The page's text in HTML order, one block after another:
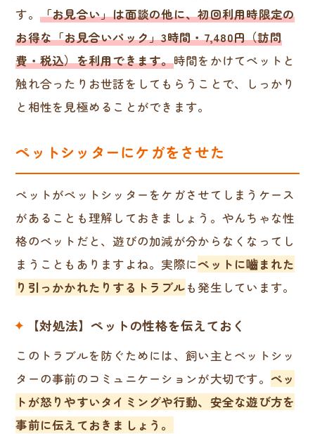
す。 「お見合い」は面談の他に、初回利用時限定の
お得な「お見合いパック」3時間・7,480円（訪問
費・税込）を利用できます。時間をかけてペットと
触れ合ったりお世話をしてもらうことで、しっかり
と相性を見極めることができます。
ペットシッターにケガをさせた
ペットがペットシッターをケガさせてしまうケース
があることも理解しておきましょう。やんちゃな性
格のペットだと、遊びの加減が分からなくなってし
まうこともありますよね。実際にペットに嚙まれた
り引っかかれたりするトラブルも発生しています。
【対処法】ペットの性格を伝えておく
このトラブルを防ぐためには、飼い主とペットシッ
ターの事前のコミュニケーションが大切です。 ペッ
トが怒りやすいタイミングや行動、安全な遊び方を
事前に伝えておきましょう。